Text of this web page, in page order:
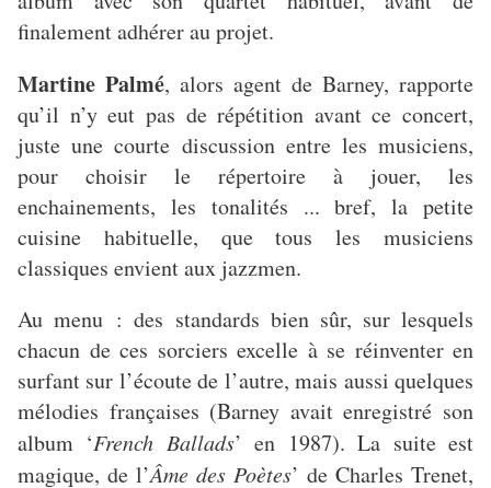
finalement adhérer au projet.
Martine Palmé, alors agent de Barney, rapporte
qu’il n’y eut pas de répétition avant ce concert,
juste une courte discussion entre les musiciens,
pour choisir le répertoire à jouer, les
enchainements, les tonalités ... bref, la petite
cuisine habituelle, que tous les musiciens
classiques envient aux jazzmen.
Au menu : des standards bien sûr, sur lesquels
chacun de ces sorciers excelle à se réinventer en
surfant sur l’écoute de l’autre, mais aussi quelques
mélodies françaises (Barney avait enregistré son
album ‘French Ballads’ en 1987). La suite est
magique, de l’Âme des Poètes’ de Charles Trenet,